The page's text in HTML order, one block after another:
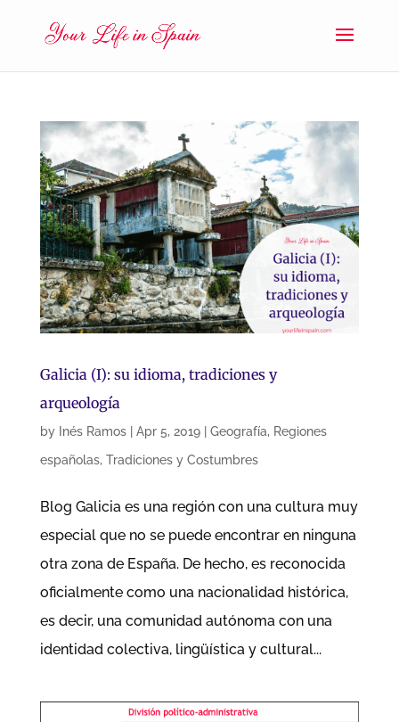
Galicia (I): su idioma, tradiciones y
arqueología
by Inés Ramos| Apr 5, 2019| Geografía, Regiones
españolas, Tradiciones y Costumbres
Blog Galicia es una región con una cultura muy
especial que no se puede encontrar en ninguna
otra zona de España. De hecho, es reconocida
oficialmente como una nacionalidad histórica,
es decir, una comunidad autónoma con una
identidad colectiva, lingüística y cultural...